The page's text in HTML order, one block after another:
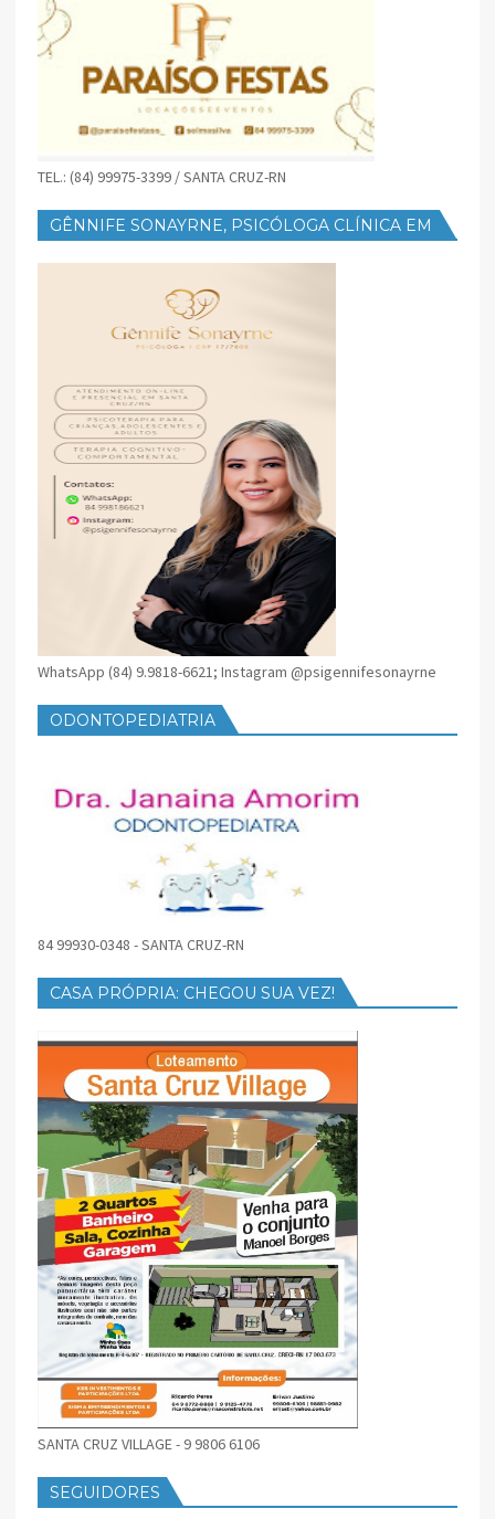
TEL.: (84) 99975-3399 / SANTA CRUZ-RN
GÊNNIFE SONAYRNE, PSICÓLOGA CLÍNICA EM
WhatsApp (84) 9.9818-6621; Instagram @psigennifesonayrne
ODONTOPEDIATRIA
84 99930-0348 - SANTA CRUZ-RN
CASA PRÓPRIA: CHEGOU SUA VEZ!
SANTA CRUZ VILLAGE - 9 9806 6106
SEGUIDORES